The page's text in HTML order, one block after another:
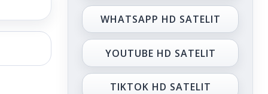
WHATSAPP HD SATELIT
YOUTUBE HD SATELIT
TIKTOK HD SATELIT